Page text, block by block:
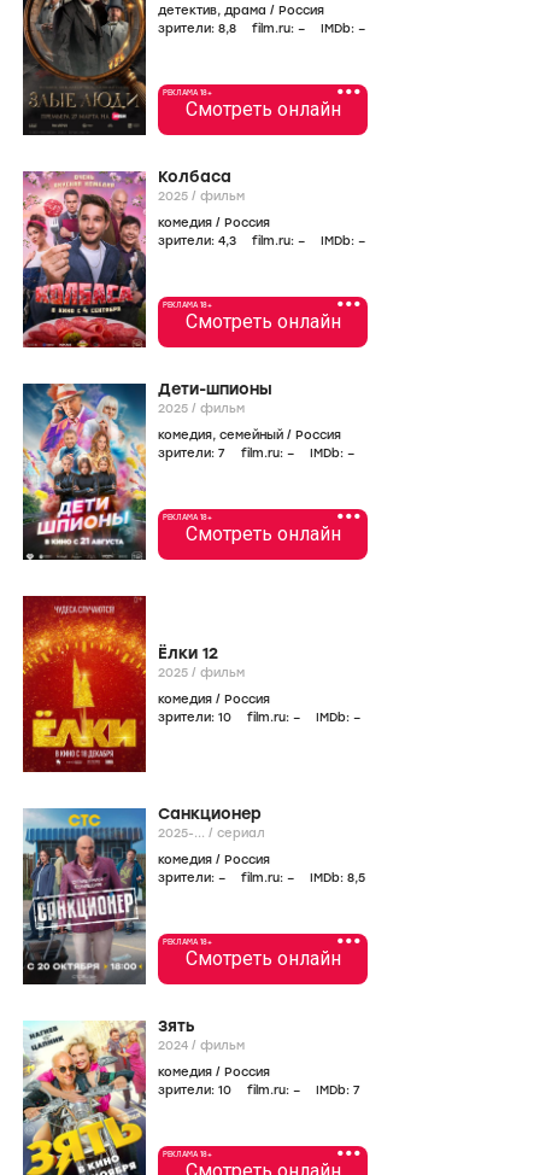
детектив, драма / Россия
зрители: 8,8 film.ru: – IMDb: –
•••
РЕКЛАМА 18+
Смотреть онлайн
Колбаса
2025 / фильм
комедия / Россия
зрители: 4,3 film.ru: – IMDb: –
•••
РЕКЛАМА 18+
Смотреть онлайн
Дети-шпионы
2025 / фильм
комедия, семейный / Россия
зрители: 7 film.ru: – IMDb: –
•••
РЕКЛАМА 18+
Смотреть онлайн
Ёлки 12
2025 / фильм
комедия / Россия
зрители: 10 film.ru: – IMDb: –
Санкционер
2025-... / сериал
комедия / Россия
зрители: – film.ru: – IMDb: 8,5
•••
РЕКЛАМА 18+
Смотреть онлайн
Зять
2024 / фильм
комедия / Россия
зрители: 10 film.ru: – IMDb: 7
•••
РЕКЛАМА 18+